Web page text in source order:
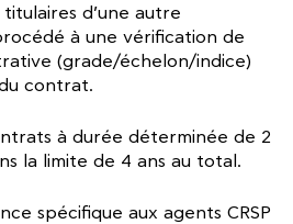
titulaires d’une autre
à une vérification de
(grade/échelon/indice)
contrat.
à durée déterminée de 2
la limite de 4 ans au total.
spécifique aux agents CRSP